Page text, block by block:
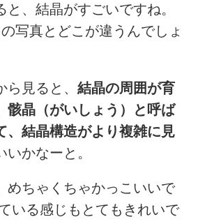
、結晶がすごいですね。
写真とどこが違うんでしょ
見ると、 結晶の周囲が育
骸晶（がいしょう）と呼ば
、結晶構造がより複雑に見
かなーと。
ちゃくちゃかっこいいで
いる感じもとてもきれいで